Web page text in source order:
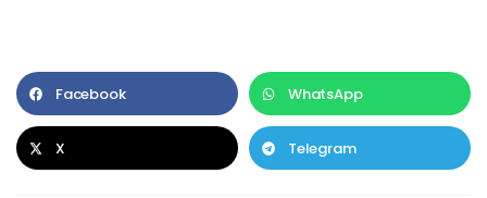
Facebook WhatsApp
X Telegram